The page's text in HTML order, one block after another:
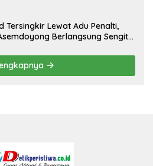
Tersingkir Lewat Adu Penalti,
Berlangsung Sengit